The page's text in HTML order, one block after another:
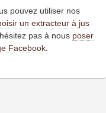
pouvez utiliser nos
un extracteur à jus
pas à nous poser
Facebook